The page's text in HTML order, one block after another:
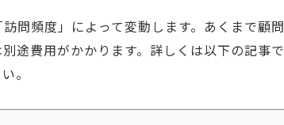
問頻度」によって変動します。あくまで顧問
途費用がかかります。詳しくは以下の記事で
。